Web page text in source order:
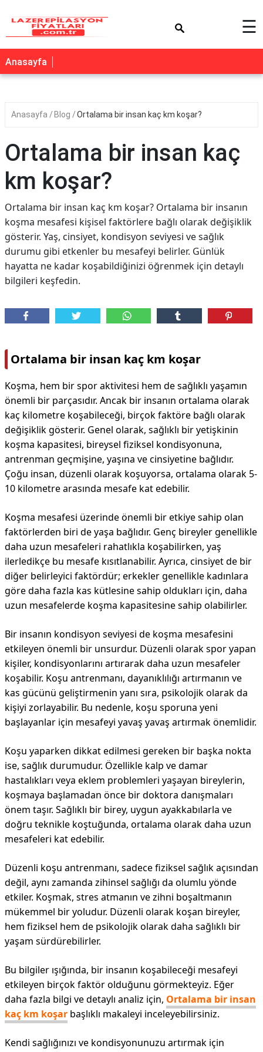
☰
Anasayfa
Anasayfa Blog Ortalama bir insan kaç km koşar?
Ortalama bir insan kaç
km koşar?
Ortalama bir insan kaç km koşar? Ortalama bir insanın
koşma mesafesi kişisel faktörlere bağlı olarak değişiklik
gösterir. Yaş, cinsiyet, kondisyon seviyesi ve sağlık
durumu gibi etkenler bu mesafeyi belirler. Günlük
hayatta ne kadar koşabildiğinizi öğrenmek için detaylı
bilgileri keşfedin.
Ortalama bir insan kaç km koşar
Koşma, hem bir spor aktivitesi hem de sağlıklı yaşamın
önemli bir parçasıdır. Ancak bir insanın ortalama olarak
kaç kilometre koşabileceği, birçok faktöre bağlı olarak
değişiklik gösterir. Genel olarak, sağlıklı bir yetişkinin
koşma kapasitesi, bireysel fiziksel kondisyonuna,
antrenman geçmişine, yaşına ve cinsiyetine bağlıdır.
Çoğu insan, düzenli olarak koşuyorsa, ortalama olarak 5-
10 kilometre arasında mesafe kat edebilir.
Koşma mesafesi üzerinde önemli bir etkiye sahip olan
faktörlerden biri de yaşa bağlıdır. Genç bireyler genellikle
daha uzun mesafeleri rahatlıkla koşabilirken, yaş
ilerledikçe bu mesafe kısıtlanabilir. Ayrıca, cinsiyet de bir
diğer belirleyici faktördür; erkekler genellikle kadınlara
göre daha fazla kas kütlesine sahip oldukları için, daha
uzun mesafelerde koşma kapasitesine sahip olabilirler.
Bir insanın kondisyon seviyesi de koşma mesafesini
etkileyen önemli bir unsurdur. Düzenli olarak spor yapan
kişiler, kondisyonlarını artırarak daha uzun mesafeler
koşabilir. Koşu antrenmanı, dayanıklılığı artırmanın ve
kas gücünü geliştirmenin yanı sıra, psikolojik olarak da
kişiyi zorlayabilir. Bu nedenle, koşu sporuna yeni
başlayanlar için mesafeyi yavaş yavaş artırmak önemlidir.
Koşu yaparken dikkat edilmesi gereken bir başka nokta
ise, sağlık durumudur. Özellikle kalp ve damar
hastalıkları veya eklem problemleri yaşayan bireylerin,
koşmaya başlamadan önce bir doktora danışmaları
önem taşır. Sağlıklı bir birey, uygun ayakkabılarla ve
doğru teknikle koştuğunda, ortalama olarak daha uzun
mesafeleri kat edebilir.
Düzenli koşu antrenmanı, sadece fiziksel sağlık açısından
değil, aynı zamanda zihinsel sağlığı da olumlu yönde
etkiler. Koşmak, stres atmanın ve zihni boşaltmanın
mükemmel bir yoludur. Düzenli olarak koşan bireyler,
hem fiziksel hem de psikolojik olarak daha sağlıklı bir
yaşam sürdürebilirler.
Bu bilgiler ışığında, bir insanın koşabileceği mesafeyi
etkileyen birçok faktör olduğunu görmekteyiz. Eğer
daha fazla bilgi ve detaylı analiz için, Ortalama bir insan
kaç km koşar başlıklı makaleyi inceleyebilirsiniz.
Kendi sağlığınızı ve kondisyonunuzu artırmak için